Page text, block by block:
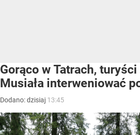
Gorąco w Tatrach,
Musiała interweniować
Dodano:dzisiaj 13:45